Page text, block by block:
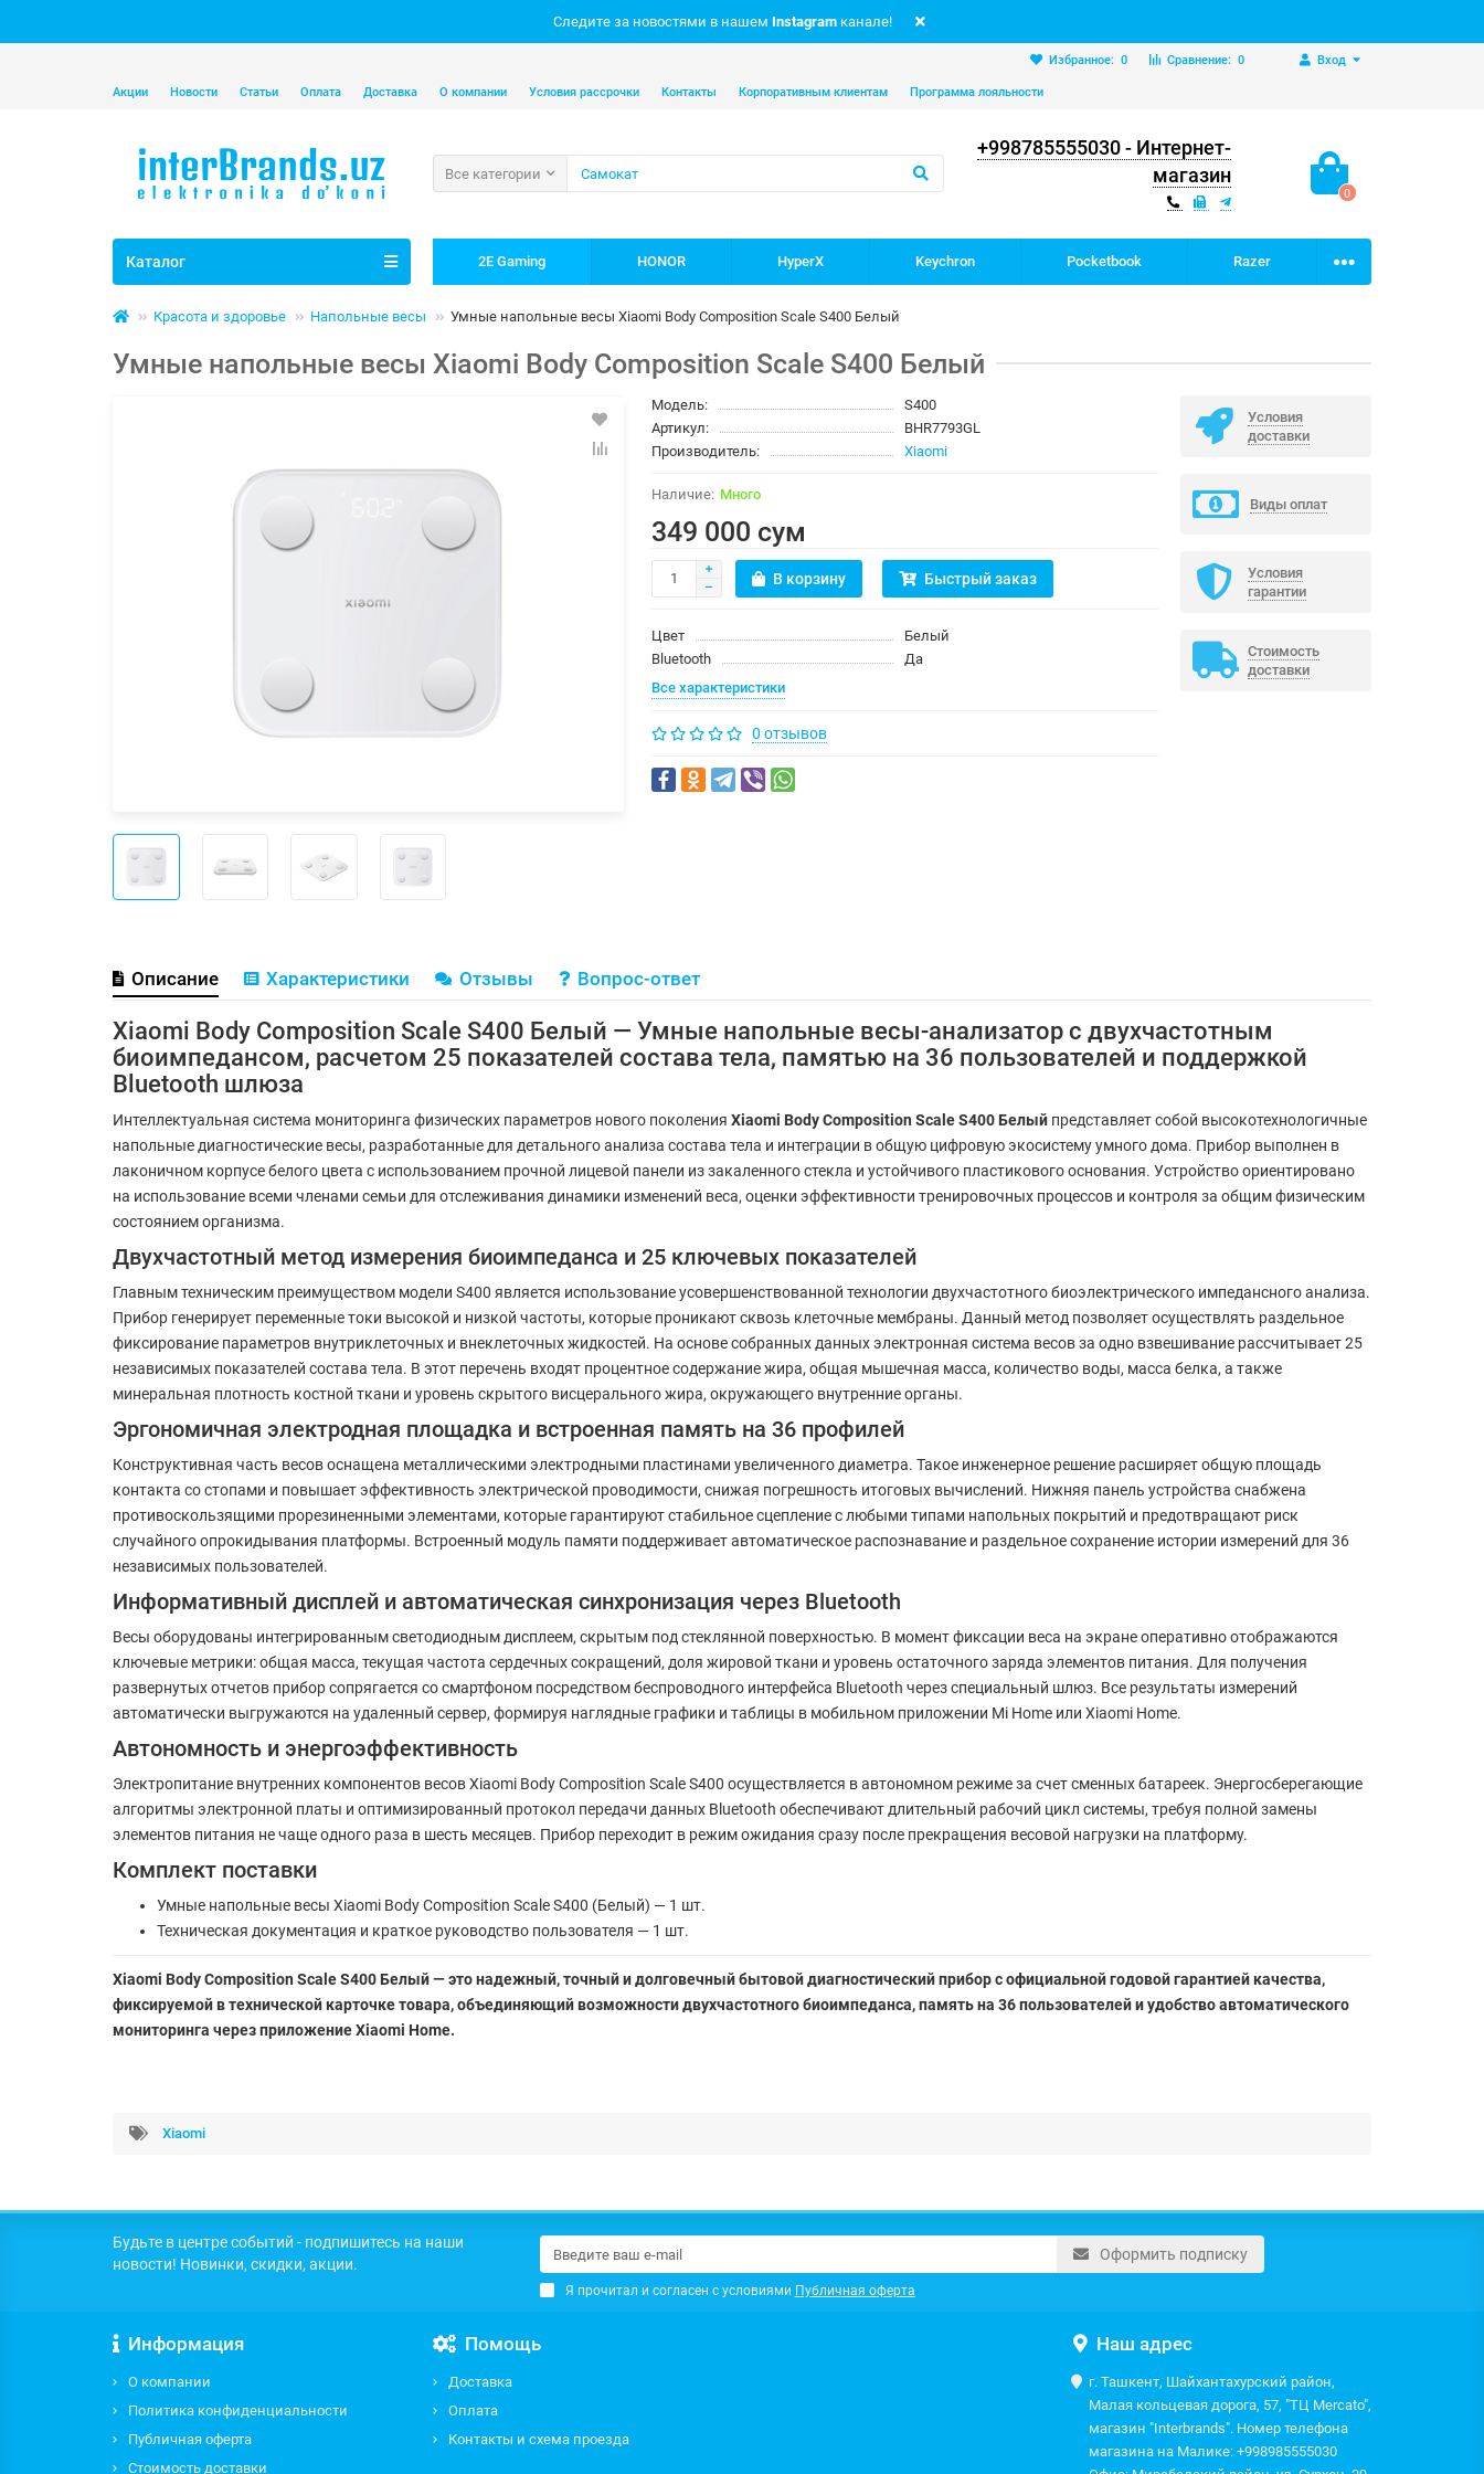
Следите за новостями в нашем Instagram канале!
Вход
Сравнение: 0
Избранное: 0
Акции Новости Статьи Оплата Доставка О компании Условия рассрочки Контакты Корпоративным клиентам Программа лояльности
+998785555030 - Интернет-
магазин
0
Все категории
Каталог 2E Gaming HONOR HyperX Keychron Pocketbook Razer
Красота и здоровье Напольные весы Умные напольные весы Xiaomi Body Composition Scale S400 Белый
Умные напольные весы Xiaomi Body Composition Scale S400 Белый
Модель:
S400
Артикул:
BHR7793GL
Производитель:
Xiaomi
Много
349 000 сум
В корзину Быстрый заказ
Цвет
Белый
Bluetooth
Да
Все характеристики
0 отзывов
Условия
доставки
Виды оплат
Условия
гарантии
Стоимость
доставки
Описание Характеристики Отзывы Вопрос-ответ
Xiaomi Body Composition Scale S400 Белый — Умные напольные весы-анализатор с двухчастотным
биоимпедансом, расчетом 25 показателей состава тела, памятью на 36 пользователей и поддержкой
Bluetooth шлюза
Интеллектуальная система мониторинга физических параметров нового поколения Xiaomi Body Composition Scale S400 Белый представляет собой высокотехнологичные
напольные диагностические весы, разработанные для детального анализа состава тела и интеграции в общую цифровую экосистему умного дома. Прибор выполнен в
лаконичном корпусе белого цвета с использованием прочной лицевой панели из закаленного стекла и устойчивого пластикового основания. Устройство ориентировано
на использование всеми членами семьи для отслеживания динамики изменений веса, оценки эффективности тренировочных процессов и контроля за общим физическим
состоянием организма.
Двухчастотный метод измерения биоимпеданса и 25 ключевых показателей
Главным техническим преимуществом модели S400 является использование усовершенствованной технологии двухчастотного биоэлектрического импедансного анализа.
Прибор генерирует переменные токи высокой и низкой частоты, которые проникают сквозь клеточные мембраны. Данный метод позволяет осуществлять раздельное
фиксирование параметров внутриклеточных и внеклеточных жидкостей. На основе собранных данных электронная система весов за одно взвешивание рассчитывает 25
независимых показателей состава тела. В этот перечень входят процентное содержание жира, общая мышечная масса, количество воды, масса белка, а также
минеральная плотность костной ткани и уровень скрытого висцерального жира, окружающего внутренние органы.
Эргономичная электродная площадка и встроенная память на 36 профилей
Конструктивная часть весов оснащена металлическими электродными пластинами увеличенного диаметра. Такое инженерное решение расширяет общую площадь
контакта со стопами и повышает эффективность электрической проводимости, снижая погрешность итоговых вычислений. Нижняя панель устройства снабжена
противоскользящими прорезиненными элементами, которые гарантируют стабильное сцепление с любыми типами напольных покрытий и предотвращают риск
случайного опрокидывания платформы. Встроенный модуль памяти поддерживает автоматическое распознавание и раздельное сохранение истории измерений для 36
независимых пользователей.
Информативный дисплей и автоматическая синхронизация через Bluetooth
Весы оборудованы интегрированным светодиодным дисплеем, скрытым под стеклянной поверхностью. В момент фиксации веса на экране оперативно отображаются
ключевые метрики: общая масса, текущая частота сердечных сокращений, доля жировой ткани и уровень остаточного заряда элементов питания. Для получения
развернутых отчетов прибор сопрягается со смартфоном посредством беспроводного интерфейса Bluetooth через специальный шлюз. Все результаты измерений
автоматически выгружаются на удаленный сервер, формируя наглядные графики и таблицы в мобильном приложении Mi Home или Xiaomi Home.
Автономность и энергоэффективность
Электропитание внутренних компонентов весов Xiaomi Body Composition Scale S400 осуществляется в автономном режиме за счет сменных батареек. Энергосберегающие
алгоритмы электронной платы и оптимизированный протокол передачи данных Bluetooth обеспечивают длительный рабочий цикл системы, требуя полной замены
элементов питания не чаще одного раза в шесть месяцев. Прибор переходит в режим ожидания сразу после прекращения весовой нагрузки на платформу.
Комплект поставки
Умные напольные весы Xiaomi Body Composition Scale S400 (Белый) — 1 шт.
Техническая документация и краткое руководство пользователя — 1 шт.
Xiaomi Body Composition Scale S400 Белый — это надежный, точный и долговечный бытовой диагностический прибор с официальной годовой гарантией качества,
фиксируемой в технической карточке товара, объединяющий возможности двухчастотного биоимпеданса, память на 36 пользователей и удобство автоматического
мониторинга через приложение Xiaomi Home.
Xiaomi
Будьте в центре событий - подпишитесь на наши
новости! Новинки, скидки, акции.
Оформить подписку
Я прочитал и согласен с условиями Публичная оферта
Информация
О компании
Политика конфиденциальности
Публичная оферта
Стоимость доставки
Помощь
Доставка
Оплата
Контакты и схема проезда
Наш адрес
г. Ташкент, Шайхантахурский район,
Малая кольцевая дорога, 57, "ТЦ Mercato",
магазин "Interbrands". Номер телефона
магазина на Малике: +998985555030